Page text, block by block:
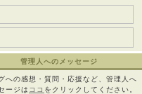
管理人へのメッセージ
への感想・質問・応援など、管理人へ
ージは ココ をクリックしてください。